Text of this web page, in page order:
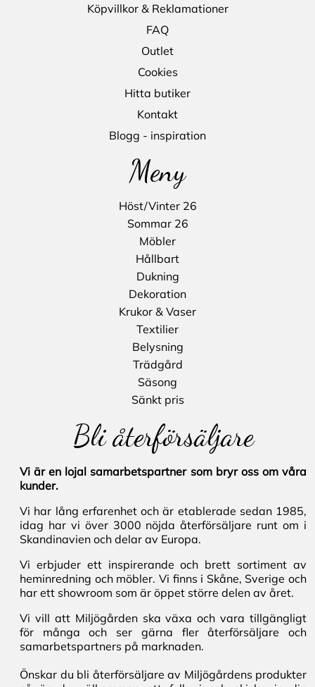
Köpvillkor & Reklamationer
FAQ
Outlet
Cookies
Hitta butiker
Kontakt
Blogg - inspiration
Meny
Höst/Vinter 26
Sommar 26
Möbler
Hållbart
Dukning
Dekoration
Krukor & Vaser
Textilier
Belysning
Trädgård
Säsong
Sänkt pris
Bli återförsäljare
Vi är en lojal samarbetspartner som bryr oss om våra
kunder.
Vi har lång erfarenhet och är etablerade sedan 1985,
idag har vi över 3000 nöjda återförsäljare runt om i
Skandinavien och delar av Europa.
Vi erbjuder ett inspirerande och brett sortiment av
heminredning och möbler. Vi finns i Skåne, Sverige och
har ett showroom som är öppet större delen av året.
Vi vill att Miljögården ska växa och vara tillgängligt
för många och ser gärna fler återförsäljare och
samarbetspartners på marknaden.
Önskar du bli återförsäljare av Miljögårdens produkter